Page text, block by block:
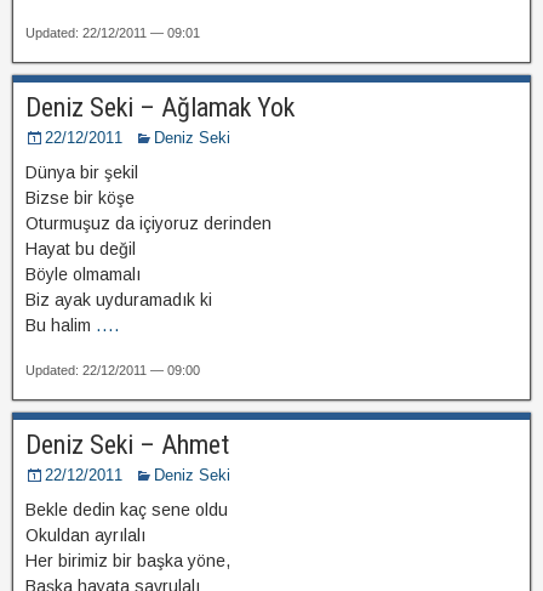
Updated: 22/12/2011 — 09:01
Deniz Seki – Ağlamak Yok
22/12/2011 Deniz Seki
Dünya bir şekil
Bizse bir köşe
Oturmuşuz da içiyoruz derinden
Hayat bu değil
Böyle olmamalı
Biz ayak uyduramadık ki
Bu halim ....
Updated: 22/12/2011 — 09:00
Deniz Seki – Ahmet
22/12/2011 Deniz Seki
Bekle dedin kaç sene oldu
Okuldan ayrılalı
Her birimiz bir başka yöne,
Başka hayata savrulalı